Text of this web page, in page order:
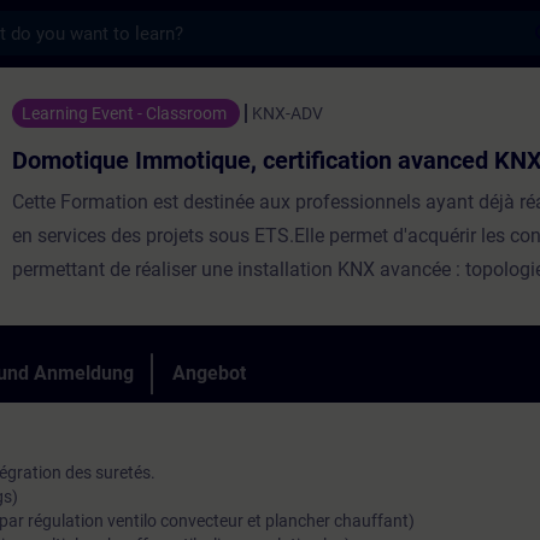
certification avanced KNX -
Learning Event - Classroom KNX-ADV
Domotique Immotique, certification avanced KNX
Cette Formation est destinée aux professionnels ayant déjà
en services des projets sous ETS.Elle permet d'acquérir les
permettant de réaliser une installation KNX avancée :
Théorie, 70% Pratique Participants max 8 Evaluation des
prérequis Avoir la certification KNX-BASE
Anmeldung Angebot
des suretés.
régulation ventilo convecteur et plancher chauffant)